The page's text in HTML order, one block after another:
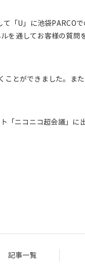
「U」に池袋PARCO
を通してお客様の質
とができました。ま
「ニコニコ超会議」
記事一覧